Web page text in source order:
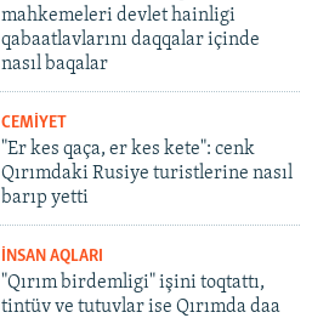
mahkemeleri devlet hainligi
qabaatlavlarını daqqalar içinde
nasıl baqalar
CEMİYET
"Er kes qaça, er kes kete": cenk
Qırımdaki Rusiye turistlerine nasıl
barıp yetti
İNSAN AQLARI
"Qırım birdemligi" işini toqtattı,
tintüv ve tutuvlar ise Qırımda daa